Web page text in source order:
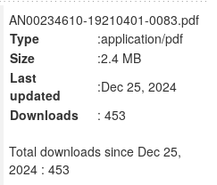
AN00234610-19210401-0083.pdf
Type
:application/pdf
Size
:2.4 MB
Last
updated
:Dec 25, 2024
Downloads
: 453
Total downloads since Dec 25,
2024 : 453